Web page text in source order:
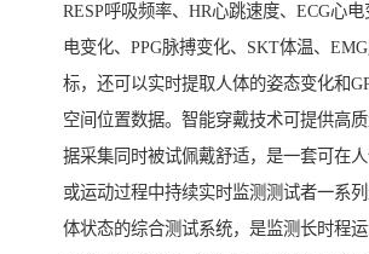
RESP呼吸频率、HR心跳速度、ECG心
电变化、PPG脉搏变化、SKT体温、
标，还可以实时提取人体的姿态变化和
空间位置数据。智能穿戴技术可提供高
据采集同时被试佩戴舒适，是一套可在
或运动过程中持续实时监测测试者一系
体状态的综合测试系统，是监测长时程